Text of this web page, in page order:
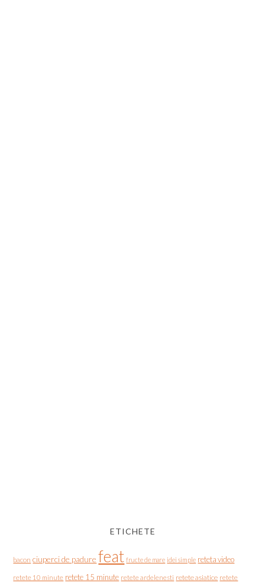
ETICHETE
bacon ciuperci de padure feat fructe de mare idei simple reteta video
retete 10 minute retete 15 minute retete ardelenesti retete asiatice retete